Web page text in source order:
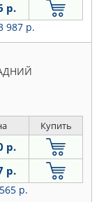
р.
987 р.
Купить
р.
р.
р.